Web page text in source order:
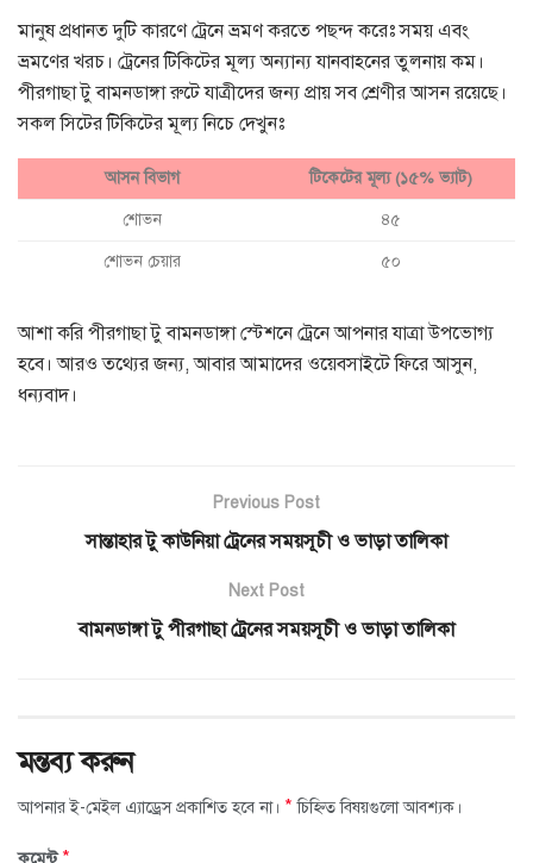
মানুষ প্রধানত দুটি কারণে ট্রেনে ভ্রমণ করতে পছন্দ করেঃ সময় এবং
ভ্রমণের খরচ। ট্রেনের টিকিটের মূল্য অন্যান্য যানবাহনের তুলনায় কম।
পীরগাছা টু বামনডাঙ্গা রুটে যাত্রীদের জন্য প্রায় সব শ্রেণীর আসন রয়েছে।
সকল সিটের টিকিটের মূল্য নিচে দেখুনঃ
আসন বিভাগ টিকেটের মূল্য (১৫% ভ্যাট)
শোভন ৪৫
শোভন চেয়ার ৫০
আশা করি পীরগাছা টু বামনডাঙ্গা স্টেশনে ট্রেনে আপনার যাত্রা উপভোগ্য
হবে। আরও তথ্যের জন্য, আবার আমাদের ওয়েবসাইটে ফিরে আসুন,
ধন্যবাদ।
Previous Post
সান্তাহার টু কাউনিয়া ট্রেনের সময়সূচী ও ভাড়া তালিকা
Next Post
বামনডাঙ্গা টু পীরগাছা ট্রেনের সময়সূচী ও ভাড়া তালিকা
মন্তব্য করুন
আপনার ই-মেইল এ্যাড্রেস প্রকাশিত হবে না। * চিহ্নিত বিষয়গুলো আবশ্যক।
কমেন্ট*